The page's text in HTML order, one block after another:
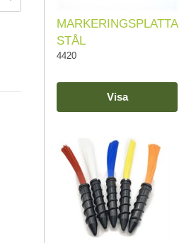
MARKERINGSPLATTA
STÅL
4420
Visa